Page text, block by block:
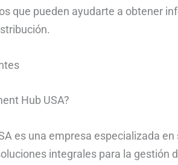
que pueden ayudarte a obtener
Hub USA?
es una empresa especializada
integrales para la gestión